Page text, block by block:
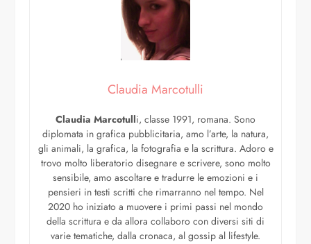
Claudia Marcotulli
Claudia Marcotulli, classe 1991, romana. Sono
diplomata in grafica pubblicitaria, amo l’arte, la natura,
gli animali, la grafica, la fotografia e la scrittura. Adoro e
trovo molto liberatorio disegnare e scrivere, sono molto
sensibile, amo ascoltare e tradurre le emozioni e i
pensieri in testi scritti che rimarranno nel tempo. Nel
2020 ho iniziato a muovere i primi passi nel mondo
della scrittura e da allora collaboro con diversi siti di
varie tematiche, dalla cronaca, al gossip al lifestyle.